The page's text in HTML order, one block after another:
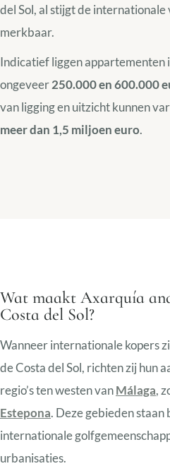
del Sol, al stijgt de
merkbaar.
Indicatief liggen appartementen
ongeveer250.000 en 600.000
van ligging en uitzicht kunnen
meer dan 1,5 miljoen euro.
Wat maakt Axarquía
Costa del Sol?
Wanneer internationale kopers
de Costa del Sol, richten zij hun
regio’s ten westen vanMálaga,
Estepona. Deze gebieden staan
internationale
urbanisaties.